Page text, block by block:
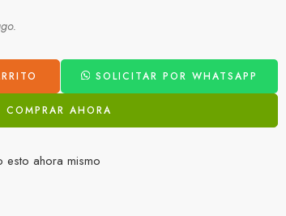
SOLICITAR POR WHATSAPP
COMPRAR AHORA
esto ahora mismo